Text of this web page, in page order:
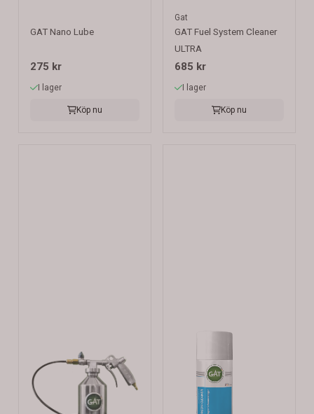
GAT Nano Lube
275 kr
I lager
Köp nu
Gat
GAT Fuel System Cleaner
ULTRA
685 kr
I lager
Köp nu